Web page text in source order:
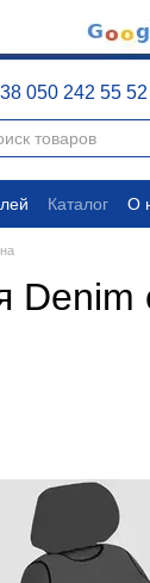
050 242 55 52
Каталог О
соглашение
Denim